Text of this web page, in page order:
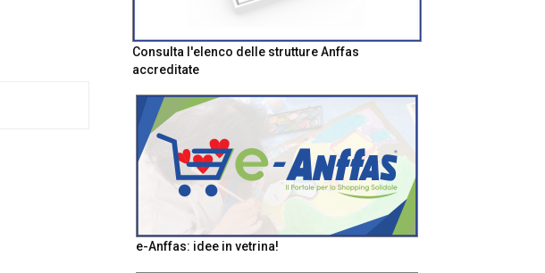
Consulta l'elenco delle strutture Anffas
accreditate
e-Anffas: idee in vetrina!